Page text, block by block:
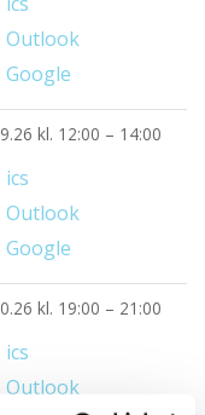
Outlook
Google
kl. 12:00 – 14:00
ics
Outlook
Google
kl. 19:00 – 21:00
ics
Outlook